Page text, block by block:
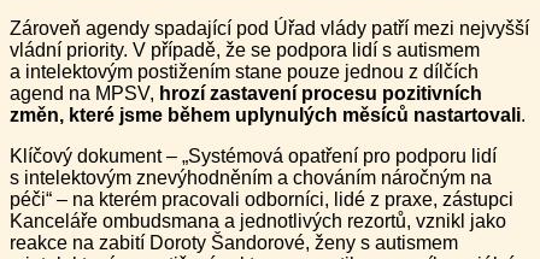
Zároveň agendy spadající pod Úřad vlády patří mezi nejvyšší
vládní priority. V případě, že se podpora lidí s autismem
a intelektovým postižením stane pouze jednou z dílčích
agend na MPSV, hrozí zastavení procesu pozitivních
změn, které jsme během uplynulých měsíců nastartovali.
Klíčový dokument – „Systémová opatření pro podporu lidí
s intelektovým znevýhodněním a chováním náročným na
péči“ – na kterém pracovali odborníci, lidé z praxe, zástupci
Kanceláře ombudsmana a jednotlivých rezortů, vznikl jako
reakce na zabití Doroty Šandorové, ženy s autismem